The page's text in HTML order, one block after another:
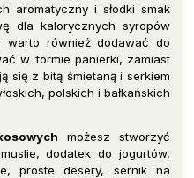
aromatyczny i słodki smak
dla kalorycznych syropów
warto również dodawać do
w formie panierki, zamiast
się z bitą śmietaną i serkiem
polskich i bałkańskich
możesz stworzyć
dodatek do jogurtów,
proste desery, sernik na